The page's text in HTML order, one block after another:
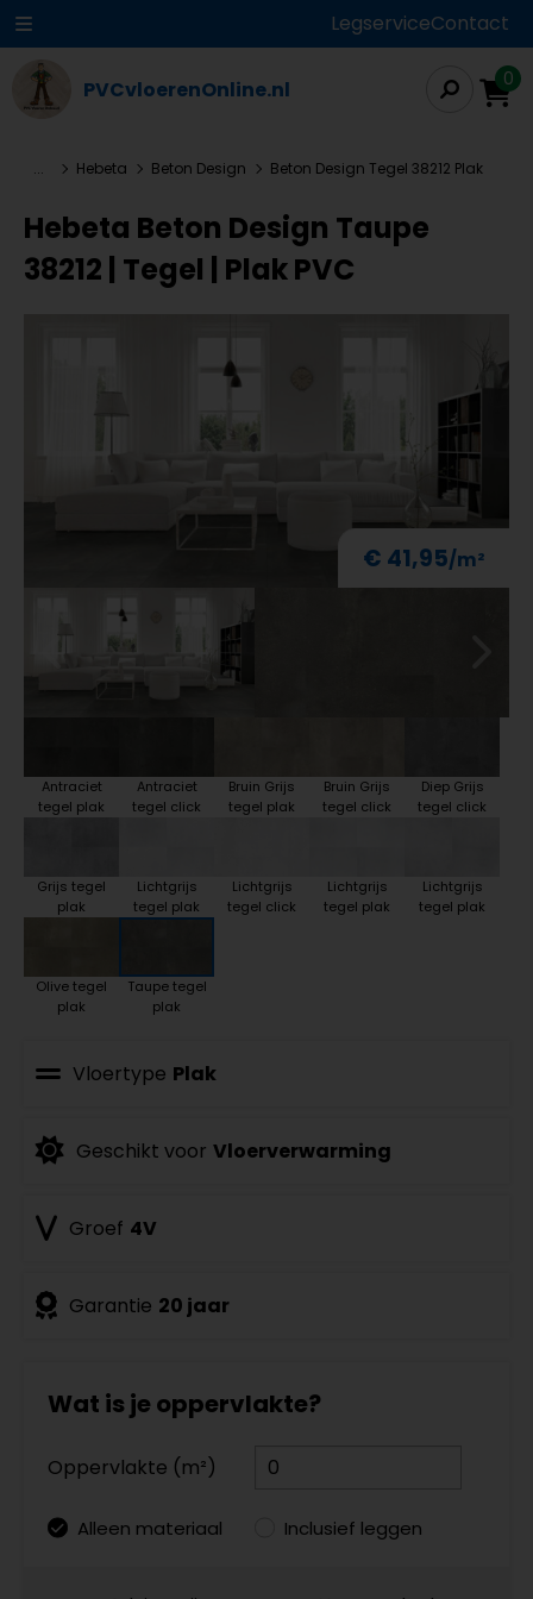
LegserviceContact
PVCvloerenOnline.nl 0
... Hebeta Beton Design Beton Design Tegel 38212 Plak
Hebeta Beton Design Taupe
38212 | Tegel | Plak PVC
€ 41,95
Antraciet
tegel plak
Antraciet
tegel click
Bruin Grijs
tegel plak
Bruin Grijs
tegel click
Diep Grijs
tegel click
Grijs tegel
plak
Lichtgrijs
tegel plak
Lichtgrijs
tegel click
Lichtgrijs
tegel plak
Lichtgrijs
tegel plak
Olive tegel
plak
Taupe tegel
plak
Vloertype Plak
Geschikt voor Vloerverwarming
Groef 4V
Garantie 20 jaar
Wat is je oppervlakte?
Oppervlakte (m²)
Alleen materiaal Inclusief leggen